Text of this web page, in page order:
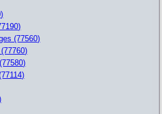
(77560)